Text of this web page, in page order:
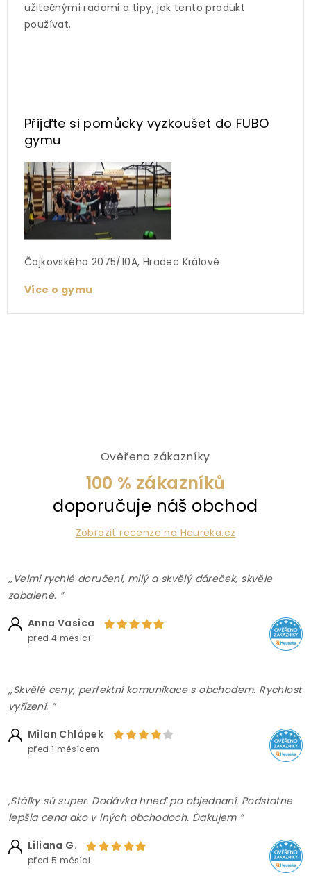
užitečnými radami a tipy, jak tento produkt
používat.
Přijďte si pomůcky vyzkoušet do FUBO
gymu
Čajkovského 2075/10A, Hradec Králové
Více o gymu
Ověřeno zákazníky
100 % zákazníků
doporučuje náš obchod
Zobrazit recenze na Heureka.cz
,,Velmi rychlé doručení, milý a skvělý dáreček, skvěle
zabalené. ”
Anna Vasica
před 4 měsíci
,,Skvělé ceny, perfektní komunikace s obchodem. Rychlost
vyřízení. ”
Milan Chlápek
před 1 měsícem
,Stálky sú super. Dodávka hneď po objednaní. Podstatne
lepšia cena ako v iných obchodoch. Ďakujem ”
Liliana G.
před 5 měsíci